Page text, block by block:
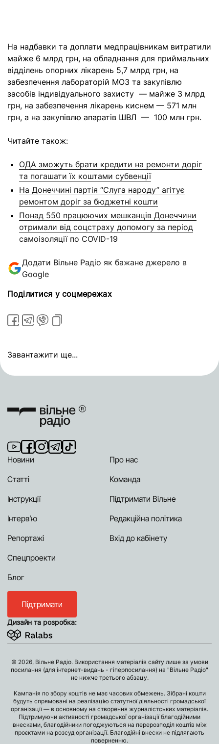
На надбавки та доплати медпрацівникам витратили
майже 6 млрд грн, на обладнання для приймальних
відділень опорних лікарень 5,7 млрд грн, на
забезпечення лабораторій МОЗ та закупівлю
засобів індивідуального захисту — майже 3 млрд
грн, на забезпечення лікарень киснем — 571 млн
грн, а на закупівлю апаратів ШВЛ — 100 млн грн.
Читайте також:
ОДА зможуть брати кредити на ремонти доріг
та погашати їх коштами субвенції
На Донеччині партія “Слуга народу” агітує
ремонтом доріг за бюджетні кошти
Понад 550 працюючих мешканців Донеччини
отримали від соцстраху допомогу за період
самоізоляції по COVID-19
Додати Вільне Радіо як бажане джерело в
Google
Поділитися у соцмережах
Завантажити ще...
Новини
Статті
Інструкції
Інтерв’ю
Репортажі
Спецпроекти
Блог
Про нас
Команда
Підтримати Вільне
Редакційна політика
Вхід до кабінету
Підтримати
Дизайн та розробка:
© 2026, Вільне Радіо. Використання матеріалів сайту лише за умови
посилання (для інтернет-видань - гіперпосилання) на "Вільне Радіо"
не нижче третього абзацу.
Кампанія по збору коштів не має часових обмежень. Зібрані кошти
будуть спрямовані на реалізацію статутної діяльності громадської
організації — в основному на створення журналістських матеріалів.
Підтримуючи активності громадської організації благодійними
внесками, благодійники погоджуються на перерозподіл коштів між
проєктами на розсуд організації. Благодійні внески не підлягають
поверненню.